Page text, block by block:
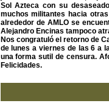
Sol Azteca con su
muchos militantes hacia
alrededor de AMLO se
Alejandro Encinas tampoco
Nos congratuló el retorno de
de lunes a viernes de las 6 a
una forma sutil de censura.
Felicidades.